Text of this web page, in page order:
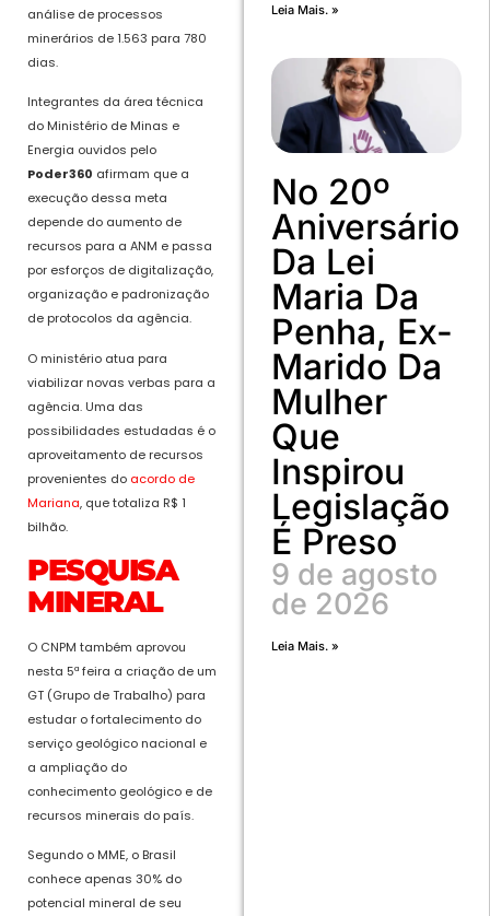
análise de processos
minerários de 1.563 para 780
dias.
Integrantes da área técnica
do Ministério de Minas e
Energia ouvidos pelo
Poder360 afirmam que a
execução dessa meta
depende do aumento de
recursos para a ANM e passa
por esforços de digitalização,
organização e padronização
de protocolos da agência.
O ministério atua para
viabilizar novas verbas para a
agência. Uma das
possibilidades estudadas é o
aproveitamento de recursos
provenientes do acordo de
Mariana, que totaliza R$ 1
bilhão.
PESQUISA
MINERAL
O CNPM também aprovou
nesta 5ª feira a criação de um
GT (Grupo de Trabalho) para
estudar o fortalecimento do
serviço geológico nacional e
a ampliação do
conhecimento geológico e de
recursos minerais do país.
Segundo o MME, o Brasil
conhece apenas 30% do
potencial mineral de seu
Leia Mais. »
No 20º
Aniversário
Da Lei
Maria Da
Penha, Ex-
Marido Da
Mulher
Que
Inspirou
Legislação
É Preso
9 de agosto
de 2026
Leia Mais. »